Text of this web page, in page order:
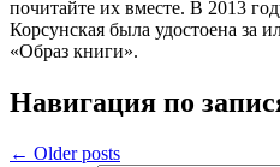
почитайте их вместе. В 2013
Корсунская была удостоена за
«Образ книги».
Навигация по
← Older posts